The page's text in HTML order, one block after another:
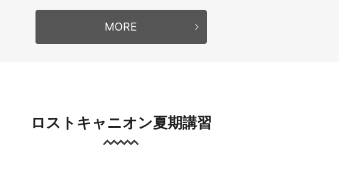
MORE
ロストキャニオン夏期講習